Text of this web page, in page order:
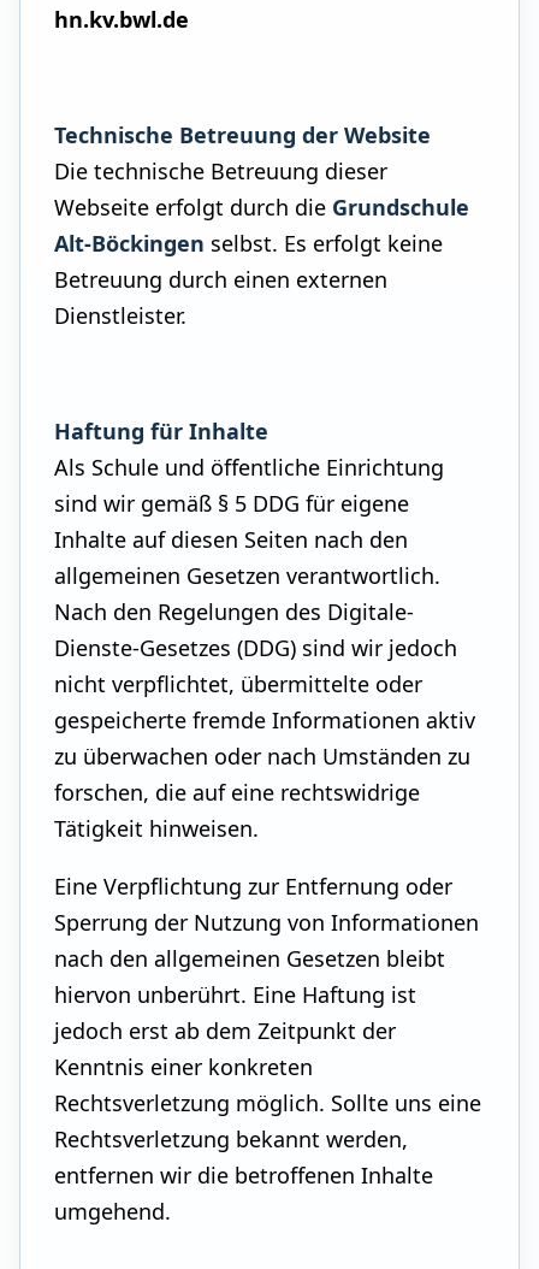
hn.kv.bwl.de
Technische Betreuung der Website
Die technische Betreuung dieser
Webseite erfolgt durch die Grundschule
Alt-Böckingen selbst. Es erfolgt keine
Betreuung durch einen externen
Dienstleister.
Haftung für Inhalte
Als Schule und öffentliche Einrichtung
sind wir gemäß § 5 DDG für eigene
Inhalte auf diesen Seiten nach den
allgemeinen Gesetzen verantwortlich.
Nach den Regelungen des Digitale-
Dienste-Gesetzes (DDG) sind wir jedoch
nicht verpflichtet, übermittelte oder
gespeicherte fremde Informationen aktiv
zu überwachen oder nach Umständen zu
forschen, die auf eine rechtswidrige
Tätigkeit hinweisen.
Eine Verpflichtung zur Entfernung oder
Sperrung der Nutzung von Informationen
nach den allgemeinen Gesetzen bleibt
hiervon unberührt. Eine Haftung ist
jedoch erst ab dem Zeitpunkt der
Kenntnis einer konkreten
Rechtsverletzung möglich. Sollte uns eine
Rechtsverletzung bekannt werden,
entfernen wir die betroffenen Inhalte
umgehend.